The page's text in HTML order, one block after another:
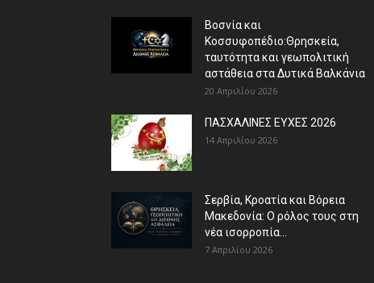
Βοσνία και
Κοσσυφοπέδιο:Θρησκεία,
ταυτότητα και γεωπολιτική
αστάθεια στα Δυτικά Βαλκάνια
20 Απριλίου 2026
ΠΑΣΧΑΛΙΝΕΣ ΕΥΧΕΣ 2026
14 Απριλίου 2026
Σερβία, Κροατία και Βόρεια
Μακεδονία: Ο ρόλος τους στη
νέα ισορροπία...
7 Απριλίου 2026